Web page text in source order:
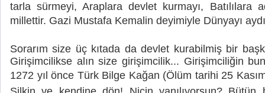
tarla sürmeyi, Araplara devlet kurmayı, Batılılara
millettir. Gazi Mustafa Kemalin deyimiyle Dünyayı
Sorarım size üç kıtada da devlet kurabilmiş bir
Girişimcilikse alın size girişimcilik... Girişimciliğin
1272 yıl önce Türk Bilge Kağan (Ölüm tarihi 25